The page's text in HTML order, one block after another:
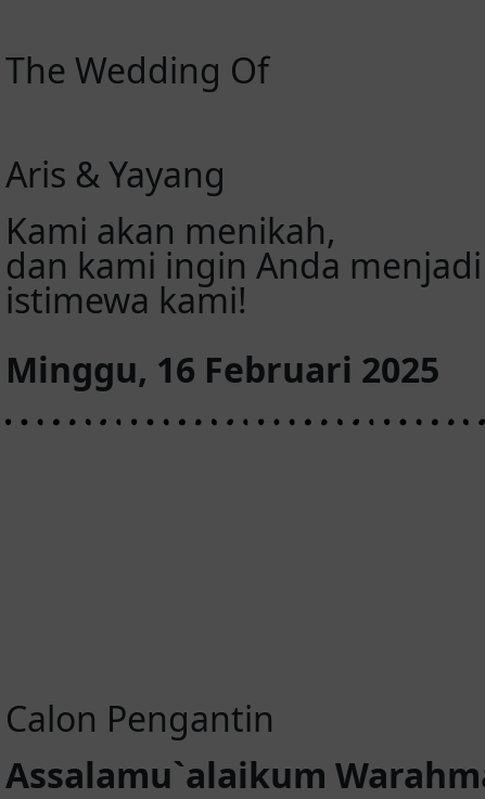
The Wedding Of
Aris & Yayang
Kami akan menikah,
dan kami ingin Anda
istimewa kami!
Minggu, 16 Februari 2025
Calon Pengantin
Assalamu`alaikum